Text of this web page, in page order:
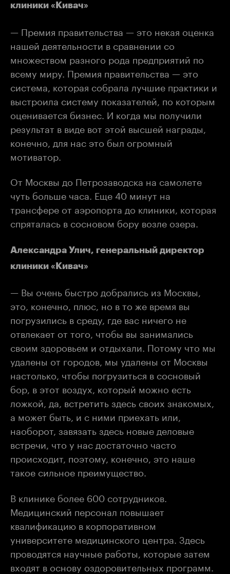
клиники «Кивач»
— Премия правительства — это некая оценка
нашей деятельности в сравнении со
множеством разного рода предприятий по
всему миру. Премия правительства — это
система, которая собрала лучшие практики и
выстроила систему показателей, по которым
оценивается бизнес. И когда мы получили
результат в виде вот этой высшей награды,
конечно, для нас это был огромный
мотиватор.
От Москвы до Петрозаводска на самолете
чуть больше часа. Еще 40 минут на
трансфере от аэропорта до клиники, которая
спряталась в сосновом бору возле озера.
Александра Улич, генеральный директор
клиники «Кивач»
— Вы очень быстро добрались из Москвы,
это, конечно, плюс, но в то же время вы
погрузились в среду, где вас ничего не
отвлекает от того, чтобы вы занимались
своим здоровьем и отдыхали. Потому что мы
удалены от городов, мы удалены от Москвы
настолько, чтобы погрузиться в сосновый
бор, в этот воздух, который можно есть
ложкой, да, встретить здесь своих знакомых,
а может быть, и с ними приехать или,
наоборот, завязать здесь новые деловые
встречи, что у нас достаточно часто
происходит, поэтому, конечно, это наше
такое сильное преимущество.
В клинике более 600 сотрудников.
Медицинский персонал повышает
квалификацию в корпоративном
университете медицинского центра. Здесь
проводятся научные работы, которые затем
входят в основу оздоровительных программ.